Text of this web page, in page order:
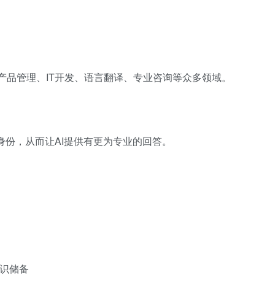
管理、IT开发、语言翻译、专业咨询等众多领域。
，从而让AI提供有更为专业的回答。
储备